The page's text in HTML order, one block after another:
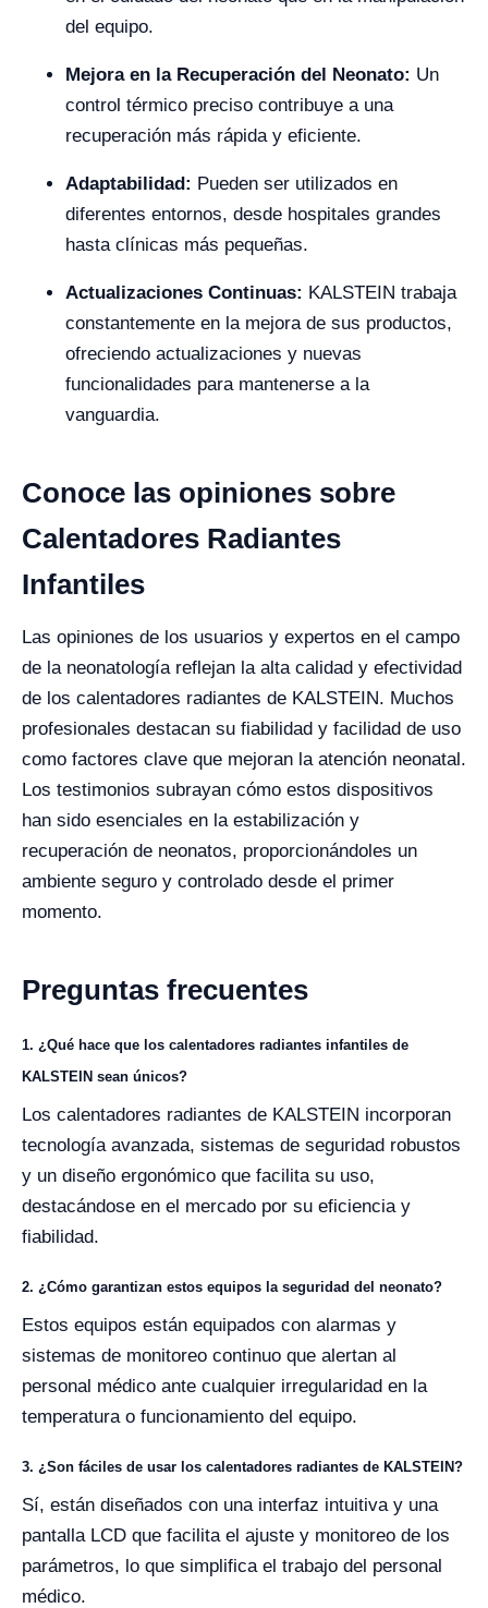
del equipo.
Mejora en la Recuperación del Neonato: Un
control térmico preciso contribuye a una
recuperación más rápida y eficiente.
Adaptabilidad: Pueden ser utilizados en
diferentes entornos, desde hospitales grandes
hasta clínicas más pequeñas.
Actualizaciones Continuas: KALSTEIN trabaja
constantemente en la mejora de sus productos,
ofreciendo actualizaciones y nuevas
funcionalidades para mantenerse a la
vanguardia.
Conoce las opiniones sobre
Calentadores Radiantes
Infantiles
Las opiniones de los usuarios y expertos en el campo
de la neonatología reflejan la alta calidad y efectividad
de los calentadores radiantes de KALSTEIN. Muchos
profesionales destacan su fiabilidad y facilidad de uso
como factores clave que mejoran la atención neonatal.
Los testimonios subrayan cómo estos dispositivos
han sido esenciales en la estabilización y
recuperación de neonatos, proporcionándoles un
ambiente seguro y controlado desde el primer
momento.
Preguntas frecuentes
1. ¿Qué hace que los calentadores radiantes infantiles de
KALSTEIN sean únicos?
Los calentadores radiantes de KALSTEIN incorporan
tecnología avanzada, sistemas de seguridad robustos
y un diseño ergonómico que facilita su uso,
destacándose en el mercado por su eficiencia y
fiabilidad.
2. ¿Cómo garantizan estos equipos la seguridad del neonato?
Estos equipos están equipados con alarmas y
sistemas de monitoreo continuo que alertan al
personal médico ante cualquier irregularidad en la
temperatura o funcionamiento del equipo.
3. ¿Son fáciles de usar los calentadores radiantes de KALSTEIN?
Sí, están diseñados con una interfaz intuitiva y una
pantalla LCD que facilita el ajuste y monitoreo de los
parámetros, lo que simplifica el trabajo del personal
médico.